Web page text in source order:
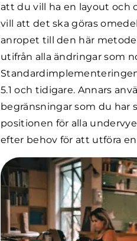
att du vill ha en layout och
vill att det ska göras
anropet till den här
utifrån alla ändringar som
5.1 och tidigare. Annars
begränsningar som du
positionen för alla
efter behov för att utföra